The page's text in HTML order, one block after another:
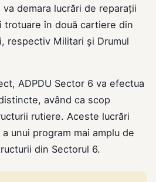
demara lucrări de reparații
trotuare în două cartiere din
respectiv Militari și Drumul
ADPDU Sector 6 va efectua
având ca scop
rutiere. Aceste lucrări
unui program mai amplu de
din Sectorul 6.